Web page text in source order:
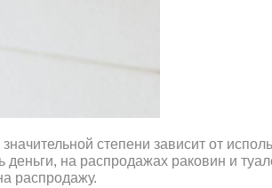
значительной степени зависит от
на распродажах раковин и
распродажу.